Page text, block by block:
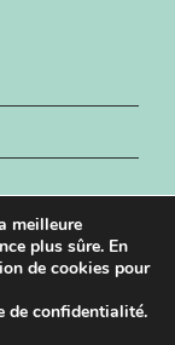
meilleure
plus sûre. En
de cookies pour
de confidentialité.